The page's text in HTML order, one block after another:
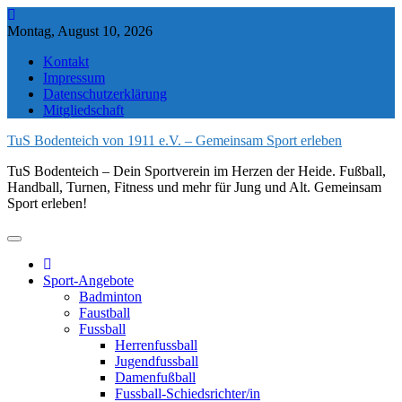
Skip
to
Montag, August 10, 2026
Kontakt
Impressum
Datenschutzerklärung
Mitgliedschaft
TuS Bodenteich von 1911 e.V. – Gemeinsam Sport erleben
TuS Bodenteich – Dein Sportverein im Herzen der Heide. Fußball,
Handball, Turnen, Fitness und mehr für Jung und Alt. Gemeinsam
Sport erleben!
Sport-Angebote
Badminton
Faustball
Fussball
Herrenfussball
Jugendfussball
Damenfußball
Fussball-Schiedsrichter/in